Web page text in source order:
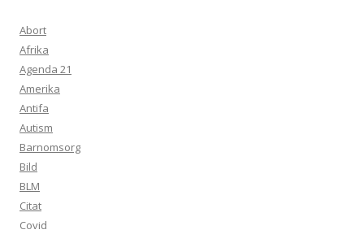
Abort
Afrika
Agenda 21
Amerika
Antifa
Autism
Barnomsorg
Bild
BLM
Citat
Covid